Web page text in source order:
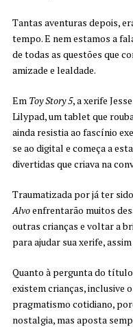
Tantas aventuras depois,
tempo. E nem estamos a
de todas as questões que
amizade e lealdade.
Em Toy Story 5, a xerife
Lilypad, um tablet que
ainda resistia ao fascínio
se ao digital e começa a
divertidas que criava na
Traumatizada por já ter
Alvoenfrentarão muitos
outras crianças e voltar a
para ajudar sua xerife,
Quanto à pergunta do
existem crianças, inclusive
pragmatismo cotidiano,
nostalgia, mas aposta